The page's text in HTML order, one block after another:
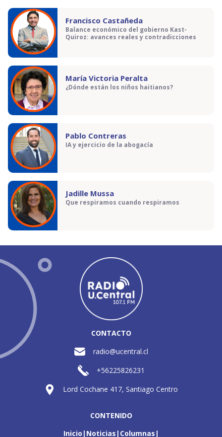
Francisco Castañeda
Balance económico del gobierno Kast-
Quiroz: avances reales y contradicciones
María Victoria Peralta
¿Dónde están los niños haitianos?
Pablo Contreras
IA y ejercicio de la abogacía
Jadille Mussa
Que respiramos cuando respiramos
CONTACTO
radio@ucentral.cl
+56225826231
Lord Cochane 417, Santiago Centro
CONTENIDO
Inicio Noticias Columnas